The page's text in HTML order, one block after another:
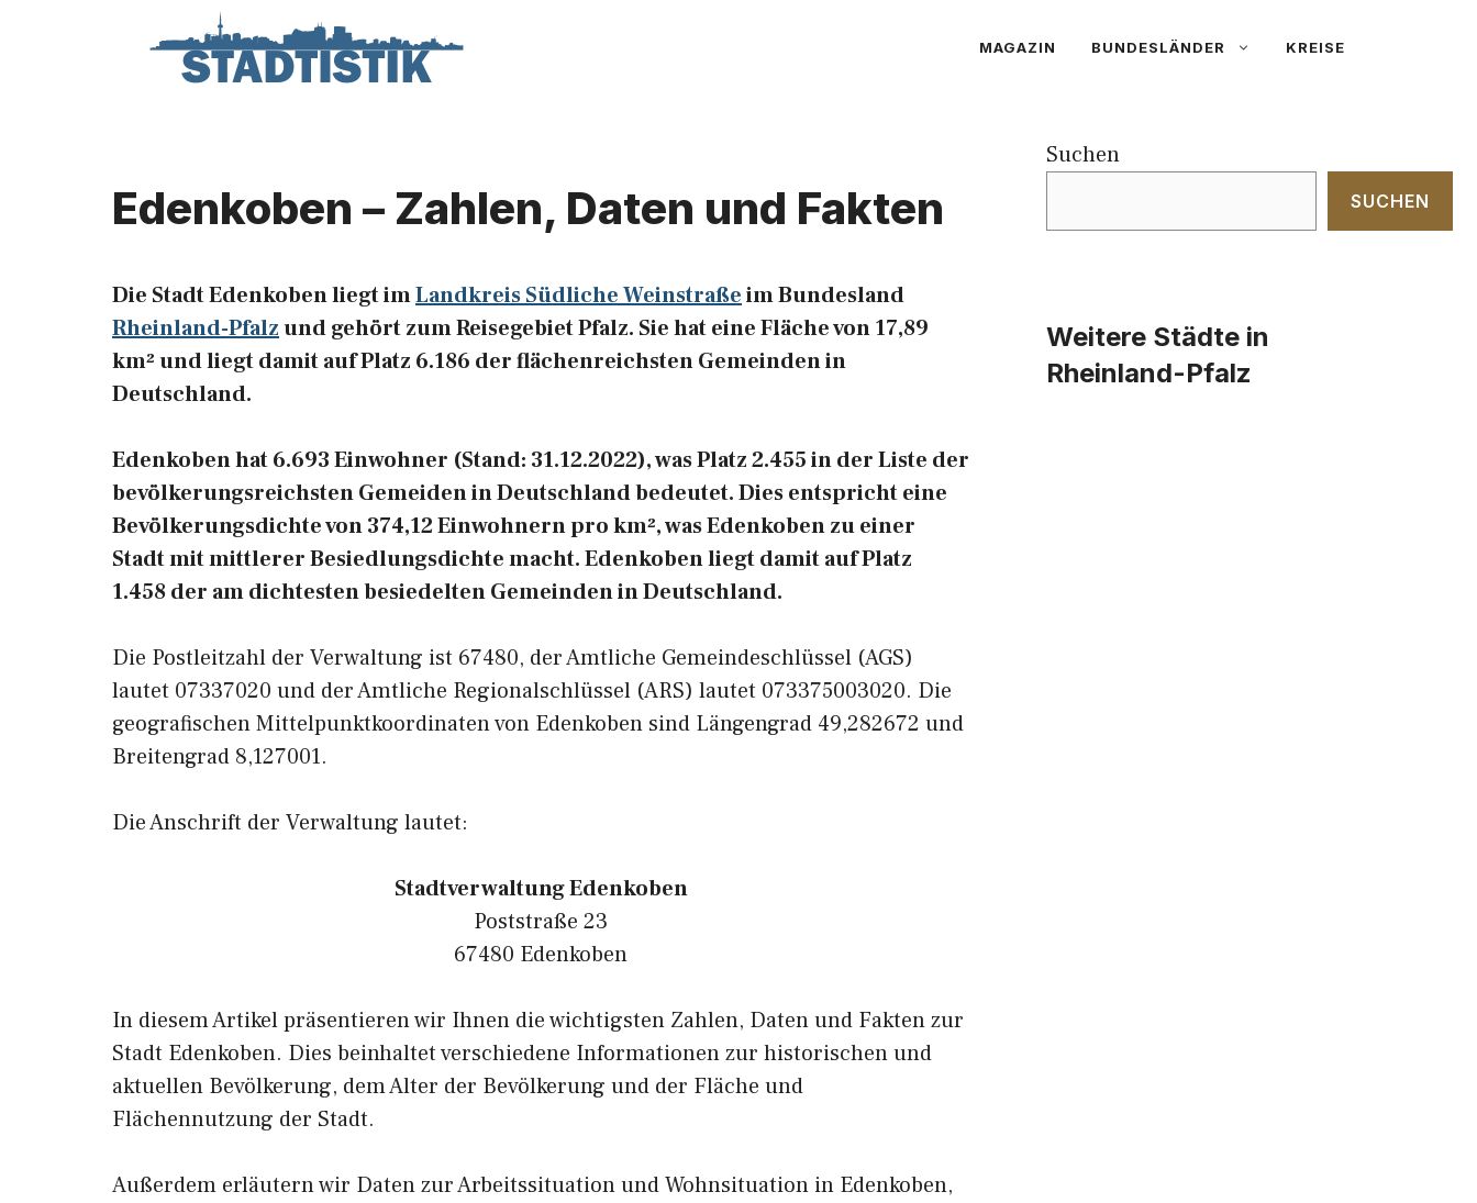
MAGAZIN BUNDESLÄNDER KREISE
Edenkoben – Zahlen, Daten und Fakten
Die Stadt Edenkoben liegt imLandkreis Südliche Weinstraßeim Bundesland
Rheinland-Pfalzund gehört zum Reisegebiet Pfalz. Sie hat eine Fläche von 17,89
km² und liegt damit auf Platz 6.186 der flächenreichsten Gemeinden in
Deutschland.
Edenkoben hat 6.693 Einwohner (Stand: 31.12.2022), was Platz 2.455 in der Liste der
bevölkerungsreichsten Gemeiden in Deutschland bedeutet. Dies entspricht eine
Bevölkerungsdichte von 374,12 Einwohnern pro km², was Edenkoben zu einer
Stadt mit mittlerer Besiedlungsdichte macht. Edenkoben liegt damit auf Platz
1.458 der am dichtesten besiedelten Gemeinden in Deutschland.
Die Postleitzahl der Verwaltung ist 67480, der Amtliche Gemeindeschlüssel (AGS)
lautet 07337020 und der Amtliche Regionalschlüssel (ARS) lautet 073375003020. Die
geografischen Mittelpunktkoordinaten von Edenkoben sind Längengrad 49,282672 und
Breitengrad 8,127001.
Die Anschrift der Verwaltung lautet:
Stadtverwaltung Edenkoben
Poststraße 23
67480 Edenkoben
In diesem Artikel präsentieren wir Ihnen die wichtigsten Zahlen, Daten und Fakten zur
Stadt Edenkoben. Dies beinhaltet verschiedene Informationen zur historischen und
aktuellen Bevölkerung, dem Alter der Bevölkerung und der Fläche und
Flächennutzung der Stadt.
Außerdem erläutern wir Daten zur Arbeitssituation und Wohnsituation in Edenkoben,
Suchen
SUCHEN
Weitere Städte in
Rheinland-Pfalz